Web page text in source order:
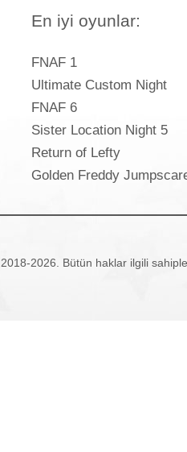
En iyi oyunlar:
FNAF 1
Ultimate Custom Night
FNAF 6
Sister Location Night 5
Return of Lefty
Golden Freddy
, 2018-2026. Bütün haklar ilgili